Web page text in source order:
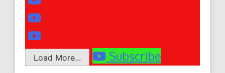
Load More... Subscribe